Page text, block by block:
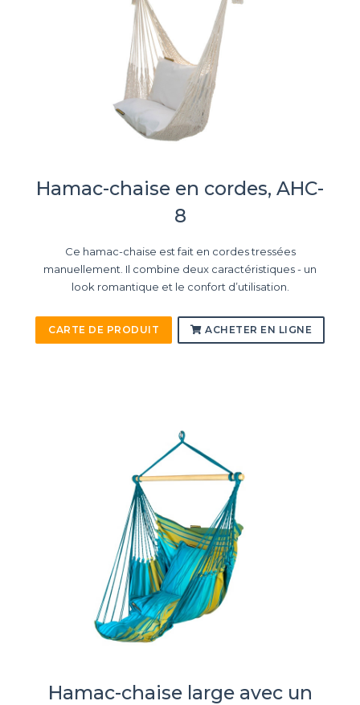
Hamac-chaise en cordes, AHC-
8
Ce hamac-chaise est fait en cordes tressées
manuellement. Il combine deux caractéristiques - un
look romantique et le confort d’utilisation.
CARTE DE PRODUIT ACHETER EN LIGNE
Hamac-chaise large avec un